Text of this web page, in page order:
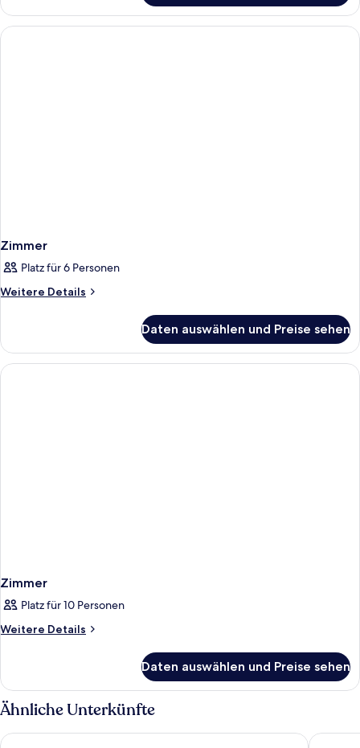
Zimmer
Platz für 6 Personen
Weitere Details
Weitere
Daten auswählen und Preise sehen
Zimmer
Platz für 10 Personen
Weitere Details
Weitere
Daten auswählen und Preise sehen
Ähnliche Unterkünfte
Angels - das Hotel am Fruchtmarkt Victor's